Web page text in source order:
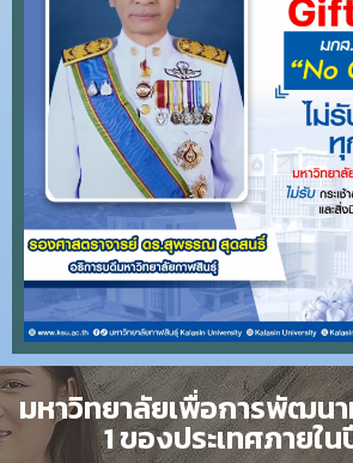
มหาวิทยาลัยเพื่อการพัฒน
1 ของประเทศภายใ